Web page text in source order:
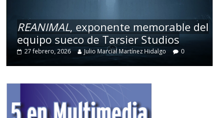
REANIMAL, exponente memorable del
equipo sueco de Tarsier Studios
27 febrero, 2026 Julio Marcial Martínez Hidalgo 0